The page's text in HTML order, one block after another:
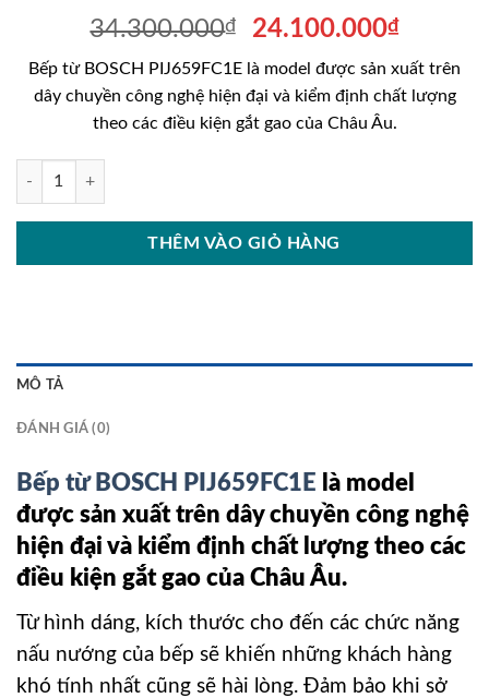
34.300.000₫
Giá
là:
34.300.000₫.
24.100.000₫Giá
hiện
tại
là:
Bếp từ BOSCH PIJ659FC1E là model được sản xuất trên
dây chuyền công nghệ hiện đại và kiểm định chất lượng
theo các điều kiện gắt gao của Châu Âu.
Bếp từ BOSCH PIJ659FC1E số lượng
THÊM VÀO GIỎ HÀNG
MÔ TẢ
ĐÁNH GIÁ (0)
Bếp từ BOSCH PIJ659FC1E là model
được sản xuất trên dây chuyền công nghệ
hiện đại và kiểm định chất lượng theo các
điều kiện gắt gao của Châu Âu.
Từ hình dáng, kích thước cho đến các chức năng
nấu nướng của bếp sẽ khiến những khách hàng
khó tính nhất cũng sẽ hài lòng. Đảm bảo khi sở